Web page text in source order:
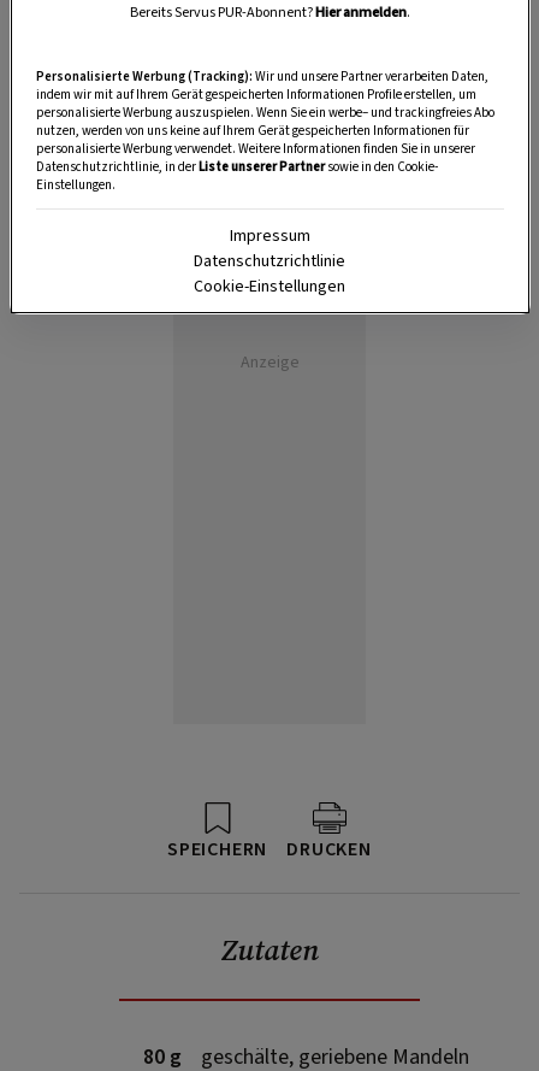
Anzeige
SPEICHERN DRUCKEN
Zutaten
80 g geschälte, geriebene Mandeln
Bereits Servus PUR-Abonnent?Hier anmelden.
Personalisierte Werbung (Tracking): Wir und unsere Partner verarbeiten Daten,
indem wir mit auf Ihrem Gerät gespeicherten Informationen Profile erstellen, um
personalisierte Werbung auszuspielen. Wenn Sie ein werbe– und trackingfreies Abo
nutzen, werden von uns keine auf Ihrem Gerät gespeicherten Informationen für
personalisierte Werbung verwendet. Weitere Informationen finden Sie in unserer
Datenschutzrichtlinie, in derListe unserer Partnersowie in den Cookie-
Einstellungen.
Impressum
Datenschutzrichtlinie
Cookie-Einstellungen